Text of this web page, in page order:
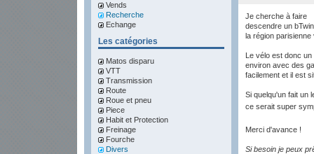
Vends
Recherche
Echange
Les catégories
Matos disparu
VTT
Transmission
Route
Roue et pneu
Piece
Habit et Protection
Freinage
Fourche
Divers
Je cherche à faire
descendre un
la région
Le vélo est donc
environ avec des
facilement et il est
Si quelqu'un fait un
ce serait super
Merci d'avance !
Si besoin je peux